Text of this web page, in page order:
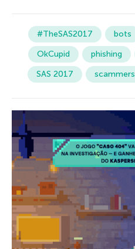
#TheSAS2017 bots
OkCupid
phishing
SAS 2017
scammers